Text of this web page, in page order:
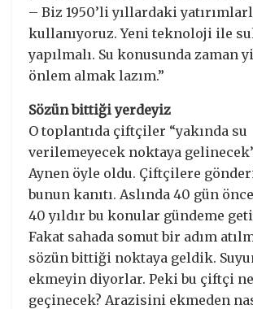
– Biz 1950’li yıllardaki
kullanıyoruz. Yeni teknoloji ile
yapılmalı. Su konusunda zaman
önlem almak lazım.”
Sözün bittiği yerdeyiz
O toplantıda çiftçiler “yakında su
verilemeyecek noktaya
Aynen öyle oldu. Çiftçilere
bunun kanıtı. Aslında 40 gün
40 yıldır bu konular gündeme
Fakat sahada somut bir adım
sözün bittiği noktaya geldik.
ekmeyin diyorlar. Peki bu çiftçi
geçinecek? Arazisini ekmeden